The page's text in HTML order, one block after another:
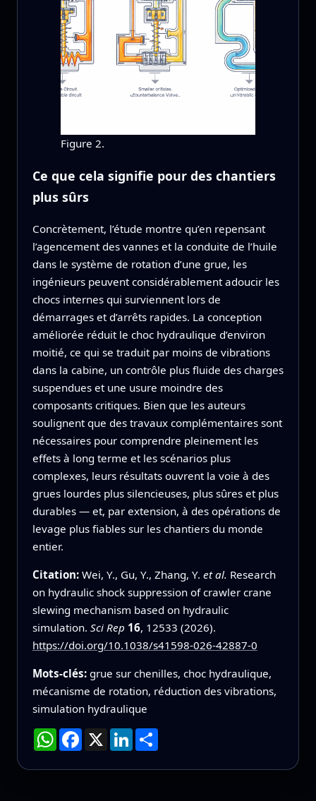
Figure 2.
Ce que cela signifie pour des chantiers
plus sûrs
Concrètement, l’étude montre qu’en repensant
l’agencement des vannes et la conduite de l’huile
dans le système de rotation d’une grue, les
ingénieurs peuvent considérablement adoucir les
chocs internes qui surviennent lors de
démarrages et d’arrêts rapides. La conception
améliorée réduit le choc hydraulique d’environ
moitié, ce qui se traduit par moins de vibrations
dans la cabine, un contrôle plus fluide des charges
suspendues et une usure moindre des
composants critiques. Bien que les auteurs
soulignent que des travaux complémentaires sont
nécessaires pour comprendre pleinement les
effets à long terme et les scénarios plus
complexes, leurs résultats ouvrent la voie à des
grues lourdes plus silencieuses, plus sûres et plus
durables — et, par extension, à des opérations de
levage plus fiables sur les chantiers du monde
entier.
Citation: Wei, Y., Gu, Y., Zhang, Y. et al. Research
on hydraulic shock suppression of crawler crane
slewing mechanism based on hydraulic
simulation. Sci Rep 16, 12533 (2026).
https://doi.org/10.1038/s41598-026-42887-0
Mots-clés: grue sur chenilles, choc hydraulique,
mécanisme de rotation, réduction des vibrations,
simulation hydraulique
WhatsApp
Facebook
X LinkedInPartager